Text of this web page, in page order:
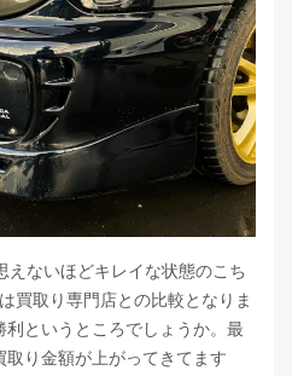
えないほどキレイな状態のこち
買取り専門店との比較となりま
利というところでしょうか。最
り金額が上がってきてます